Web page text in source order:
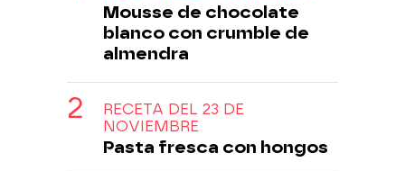
Mousse de chocolate
blanco con crumble de
almendra
RECETA DEL 23 DE
NOVIEMBRE
Pasta fresca con hongos